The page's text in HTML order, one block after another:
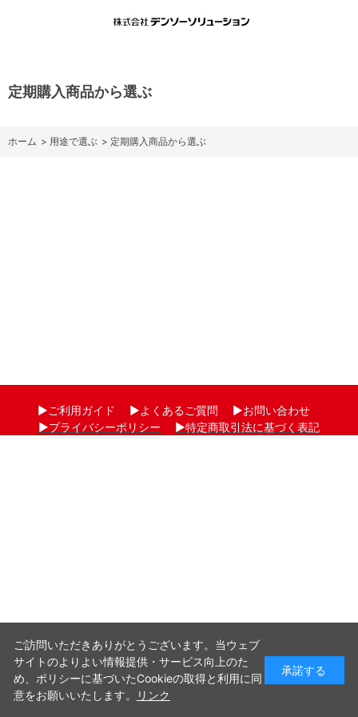
定期購入商品から選ぶ
ホーム > 用途で選ぶ > 定期購入商品から選ぶ
▶ご利用ガイド ▶よくあるご質問
▶お問い合わせ
▶プライバシーポリシー
▶特定商取引法に基づく表記
ご訪問いただきありがとうございます。当ウェブ
サイトのよりよい情報提供・サービス向上のた
め、ポリシーに基づいたCookieの取得と利用に同
意をお願いいたします。
リンク
承諾する